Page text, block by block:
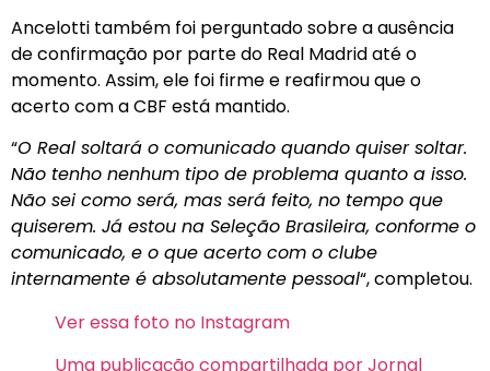
Ancelotti também foi perguntado sobre a ausência
de confirmação por parte do Real Madrid até o
momento. Assim, ele foi firme e reafirmou que o
acerto com a CBF está mantido.
“O Real soltará o comunicado quando quiser soltar.
Não tenho nenhum tipo de problema quanto a isso.
Não sei como será, mas será feito, no tempo que
quiserem. Já estou na Seleção Brasileira, conforme o
comunicado, e o que acerto com o clube
internamente é absolutamente pessoal“, completou.
Ver essa foto no Instagram
Uma publicação compartilhada por Jornal